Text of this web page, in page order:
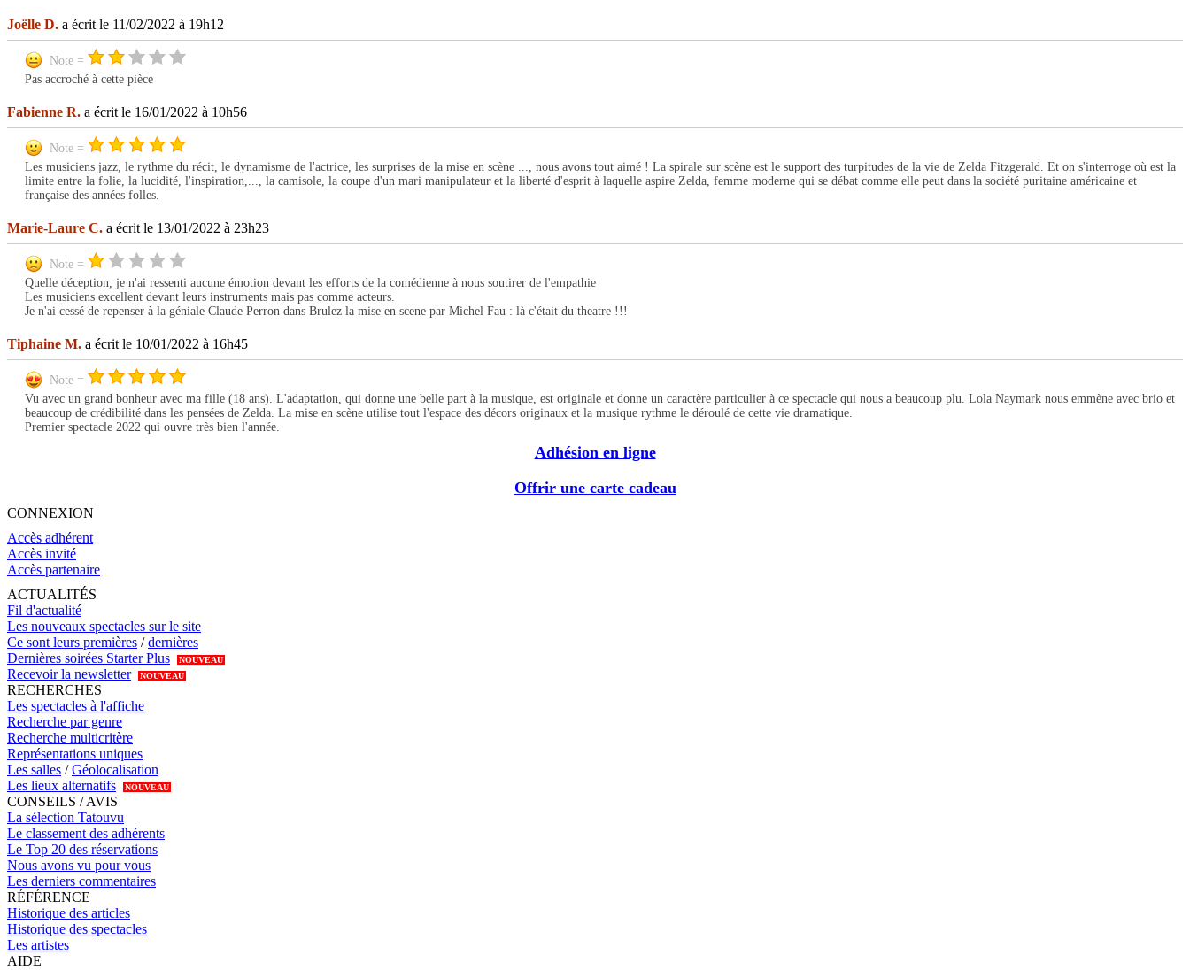
Joëlle D. a écrit le 11/02/2022 à 19h12
Note =
Pas accroché à cette pièce
Fabienne R. a écrit le 16/01/2022 à 10h56
Note =
Les musiciens jazz, le rythme du récit, le dynamisme de l'actrice, les surprises de la mise en scène ..., nous avons tout aimé ! La spirale sur scène est le support des turpitudes de la vie de Zelda Fitzgerald. Et on s'interroge où est la
limite entre la folie, la lucidité, l'inspiration,..., la camisole, la coupe d'un mari manipulateur et la liberté d'esprit à laquelle aspire Zelda, femme moderne qui se débat comme elle peut dans la société puritaine américaine et
française des années folles.
Marie-Laure C. a écrit le 13/01/2022 à 23h23
Note =
Quelle déception, je n'ai ressenti aucune émotion devant les efforts de la comédienne à nous soutirer de l'empathie
Les musiciens excellent devant leurs instruments mais pas comme acteurs.
Je n'ai cessé de repenser à la géniale Claude Perron dans Brulez la mise en scene par Michel Fau : là c'était du theatre !!!
Tiphaine M. a écrit le 10/01/2022 à 16h45
Note =
Vu avec un grand bonheur avec ma fille (18 ans). L'adaptation, qui donne une belle part à la musique, est originale et donne un caractère particulier à ce spectacle qui nous a beaucoup plu. Lola Naymark nous emmène avec brio et
beaucoup de crédibilité dans les pensées de Zelda. La mise en scène utilise tout l'espace des décors originaux et la musique rythme le déroulé de cette vie dramatique.
Premier spectacle 2022 qui ouvre très bien l'année.
Adhésion en ligne
Offrir une carte cadeau
CONNEXION
Accès adhérent
Accès invité
Accès partenaire
ACTUALITÉS
Fil d'actualité
Les nouveaux spectacles sur le site
Ce sont leurs premières /dernières
Dernières soirées Starter Plus
NOUVEAU
Recevoir la newsletter NOUVEAU
RECHERCHES
Les spectacles à l'affiche
Recherche par genre
Recherche multicritère
Représentations uniques
Les salles /Géolocalisation
Les lieux alternatifs
NOUVEAU
CONSEILS / AVIS
La sélection Tatouvu
Le classement des adhérents
Le Top 20 des réservations
Nous avons vu pour vous
Les derniers commentaires
RÉFÉRENCE
Historique des articles
Historique des spectacles
Les artistes
AIDE